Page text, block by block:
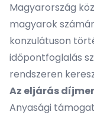
Magyarország
magyarok
konzulátuson
időpontfoglalás
rendszeren
Az eljárás
Anyasági